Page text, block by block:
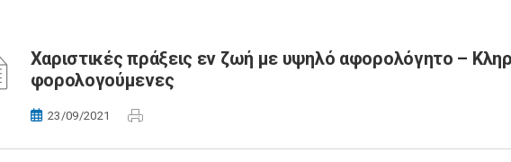
Χαριστικές πράξεις εν ζωή με υψηλό αφορολόγητο –
φορολογούμενες
23/09/2021